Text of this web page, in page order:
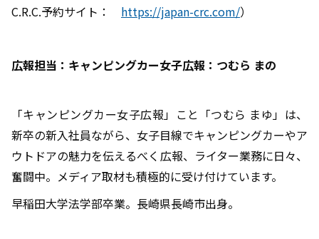
C.R.C.予約サイト： https://japan-crc.com/）
広報担当：キャンピングカー女子広報：つむら まの
「キャンピングカー女子広報」こと「つむら まゆ」は、
新卒の新入社員ながら、女子目線でキャンピングカーやア
ウトドアの魅力を伝えるべく広報、ライター業務に日々、
奮闘中。メディア取材も積極的に受け付けています。
早稲田大学法学部卒業。長崎県長崎市出身。